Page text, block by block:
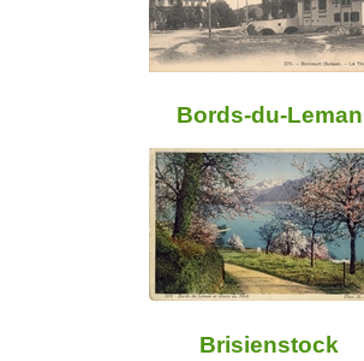
Bords-du-Leman
Brisienstock